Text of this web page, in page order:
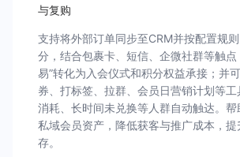
与复购
支持将外部订单同步至CRM并按配置规
分，结合包裹卡、短信、企微社群等触点
易”转化为入会仪式和积分权益承接；并
券、打标签、拉群、会员日营销计划等
消耗、长时间未兑换等人群自动触达。
私域会员资产，降低获客与推广成本，
存。